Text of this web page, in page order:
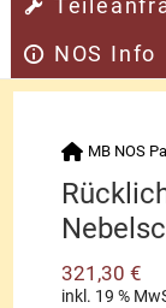
NOS Info
MB NOS
321,30€
inkl. 19 %